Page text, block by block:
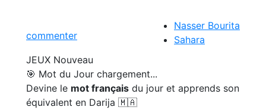
commenter
Nasser Bourita
Sahara
JEUX Nouveau
🎯 Mot du Jour chargement...
Devine le mot français du jour et apprends son
équivalent en Darija 🇲🇦